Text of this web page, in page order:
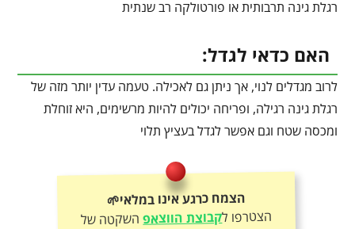
רגלת גינה תרבותית או פורטולקה רב שנתית
האם כדאי לגדל:
לרוב מגדלים לנוי, אך ניתן גם לאכילה. טעמה עדין יותר מזה של
רגלת גינה רגילה, ופריחה יכולים להיות מרשימים, היא זוחלת
ומכסה שטח וגם אפשר לגדל בעציץ תלוי
הצמח כרגע אינו במלאי🌱
הצטרפו לקבוצת הווצאפהשקטה של
אורגניקו וקבלו עדכונים לפני כולם – על